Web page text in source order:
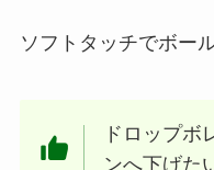
ソフトタッチでボー
ドロップボ
ンへ下げた